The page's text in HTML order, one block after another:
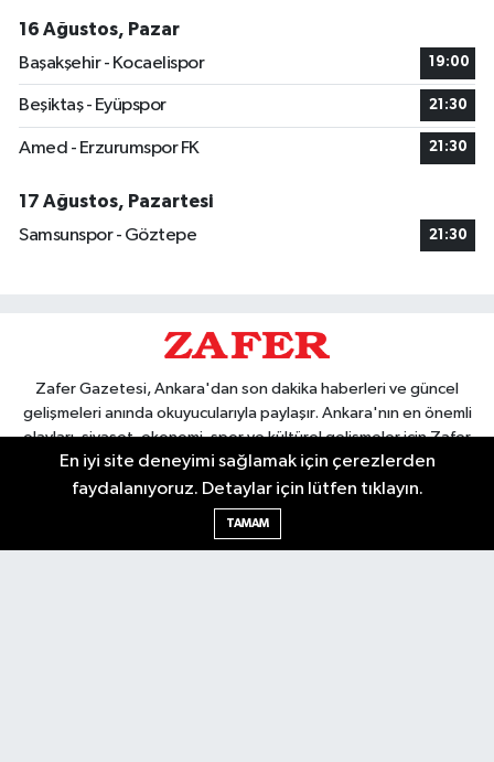
16 Ağustos, Pazar
Başakşehir - Kocaelispor
19:00
Beşiktaş - Eyüpspor 21:30
Amed - Erzurumspor FK 21:30
17 Ağustos, Pazartesi
Samsunspor - Göztepe
21:30
Zafer Gazetesi, Ankara'dan son dakika haberleri ve güncel
gelişmeleri anında okuyucularıyla paylaşır. Ankara'nın en önemli
olayları, siyaset, ekonomi, spor ve kültürel gelişmeler için Zafer
Gazetesi'ni takip edin. Başkentin güvendiği haber kaynağı.
En iyi site deneyimi sağlamak için çerezlerden
faydalanıyoruz. Detaylar için lütfen tıklayın.
TAMAM